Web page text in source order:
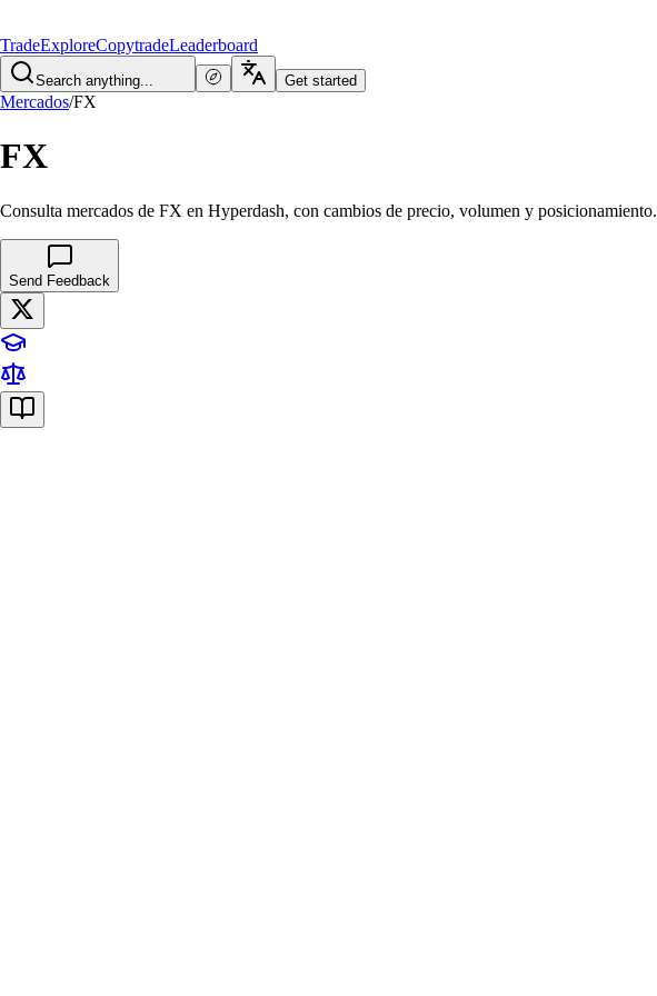
TradeExploreCopytradeLeaderboard
Search anything... Get started
Mercados/FX
FX
Consulta mercados de FX en Hyperdash, con cambios de precio, volumen y posicionamiento.
Send Feedback